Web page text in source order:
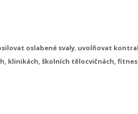
oslabené svaly uvolňovat
klinikách, školních tělocvičnách,